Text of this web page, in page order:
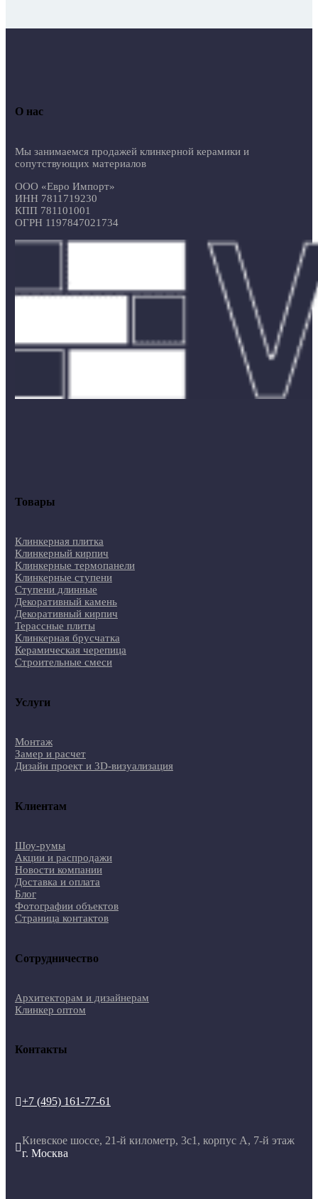
О нас
Мы занимаемся продажей клинкерной керамики и
сопутствующих материалов
ООО «Евро Импорт»
ИНН 7811719230
КПП 781101001
ОГРН 1197847021734
Товары
Клинкерная плитка
Клинкерный кирпич
Клинкерные термопанели
Клинкерные ступени
Ступени длинные
Декоративный камень
Декоративный кирпич
Терассные плиты
Клинкерная брусчатка
Керамическая черепица
Строительные смеси
Услуги
Монтаж
Замер и расчет
Дизайн проект и 3D-визуализация
Клиентам
Шоу-румы
Акции и распродажи
Новости компании
Доставка и оплата
Блог
Фотографии объектов
Страница контактов
Сотрудничество
Архитекторам и дизайнерам
Клинкер оптом
Контакты
+7 (495) 161-77-61

Киевское шоссе, 21-й километр, 3с1, корпус А, 7-й этаж
г. Москва